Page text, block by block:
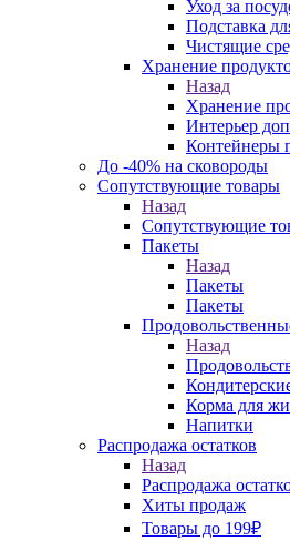
Уход за
Подставка
Чистящие
Хранение
Назад
Хранение
Интерьер
Контейнеры
До -40% на сковороды
Сопутствующие товары
Назад
Сопутствующие
Пакеты
Назад
Пакеты
Пакеты
Назад
Корма для
Напитки
Распродажа остатков
Назад
Распродажа
Хиты продаж
Товары до 199₽